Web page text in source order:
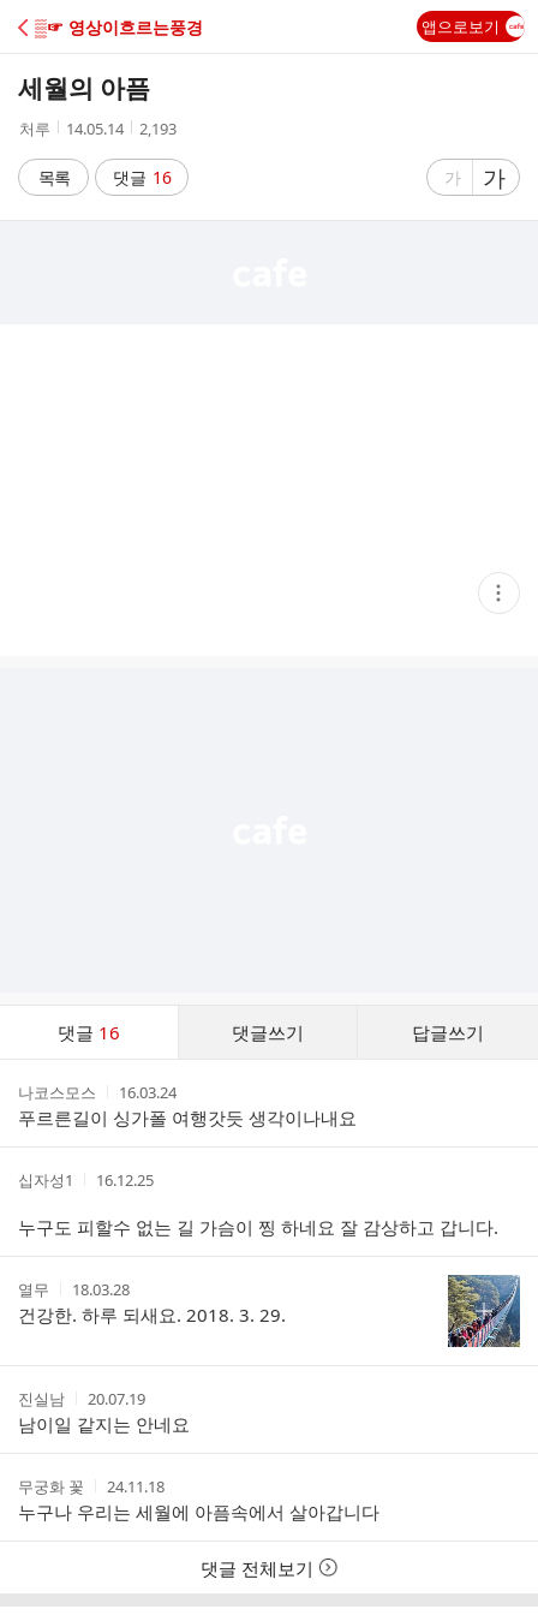
C
▒☞ 영상이흐르는풍경 앱으로보기
세월의 아픔
작
자
처루
작
시
간
14.05.14
조
수
2,193
목록 댓글 16
글
가
글
자
가
현
재
댓글 16 댓글쓰기 답글쓰기
스
작
성
자
나코스모스
작
성
시
간
16.03.24
푸르른길이 싱가폴 여행갓듯 생각이나내요
작
자
십자성1
작
시
간
16.12.25
누구도 피할수 없는 길 가슴이 찡 하네요 잘 감상하고 갑니다.
작
성
자
열무
작
성
시
18.03.28
건강한. 하루 되새요. 2018. 3. 29.
작
성
자
진실남
작
성
시
간
20.07.19
남이일 같지는 안네요
작
성
자
무궁화 꽃
작
성
시
간
24.11.18
누구나 우리는 세월에 아픔속에서 살아갑니다
댓글 전체보기